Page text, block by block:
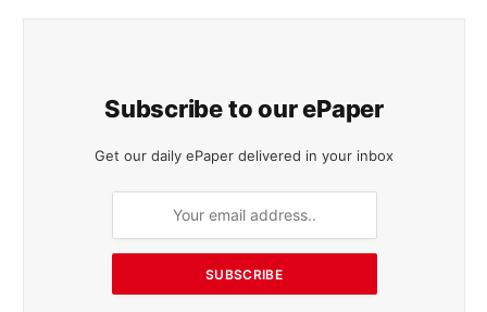
Subscribe to our ePaper
Get our daily ePaper delivered in your inbox
SUBSCRIBE